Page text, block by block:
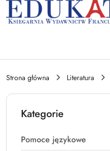
Strona główna Literatura
Kategorie
Pomoce językowe